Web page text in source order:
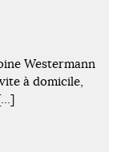
Westermann
à domicile,